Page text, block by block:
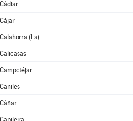
Cádiar
Cájar
Calahorra (La)
Calicasas
Campotéjar
Caniles
Cáñar
Capileira